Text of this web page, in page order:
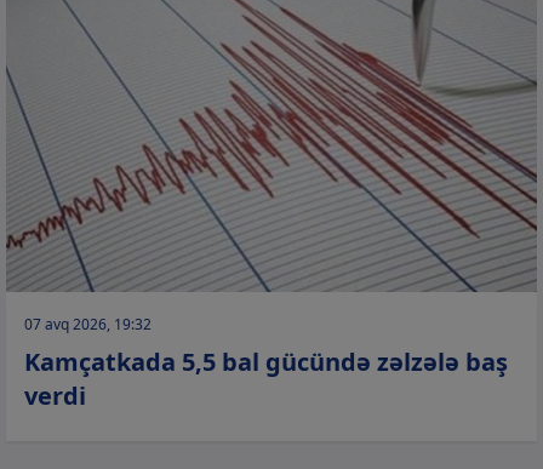
07 avq 2026, 19:32
Kamçatkada 5,5 bal gücündə zəlzələ baş
verdi